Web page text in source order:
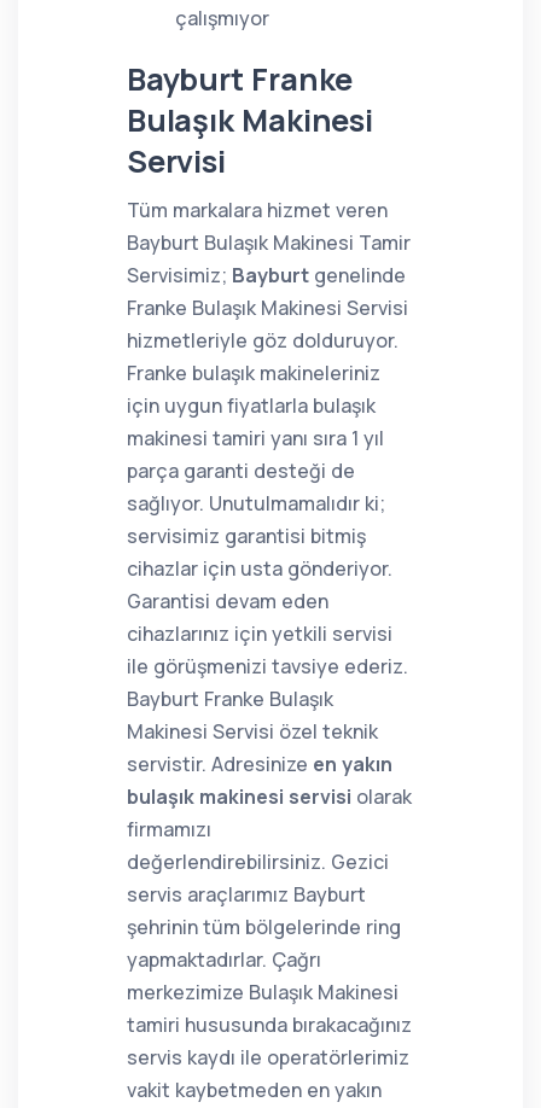
çalışmıyor
Bayburt Franke
Bulaşık Makinesi
Servisi
Tüm markalara hizmet veren
Bayburt Bulaşık Makinesi Tamir
Servisimiz; Bayburt genelinde
Franke Bulaşık Makinesi Servisi
hizmetleriyle göz dolduruyor.
Franke bulaşık makineleriniz
için uygun fiyatlarla bulaşık
makinesi tamiri yanı sıra 1 yıl
parça garanti desteği de
sağlıyor. Unutulmamalıdır ki;
servisimiz garantisi bitmiş
cihazlar için usta gönderiyor.
Garantisi devam eden
cihazlarınız için yetkili servisi
ile görüşmenizi tavsiye ederiz.
Bayburt Franke Bulaşık
Makinesi Servisi özel teknik
servistir. Adresinize en yakın
bulaşık makinesi servisi olarak
firmamızı
değerlendirebilirsiniz. Gezici
servis araçlarımız Bayburt
şehrinin tüm bölgelerinde ring
yapmaktadırlar. Çağrı
merkezimize Bulaşık Makinesi
tamiri hususunda bırakacağınız
servis kaydı ile operatörlerimiz
vakit kaybetmeden en yakın